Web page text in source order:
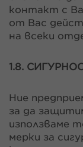
контакт с
от Вас
на всеки
1.8.
Ние
за да
използваме
мерки за